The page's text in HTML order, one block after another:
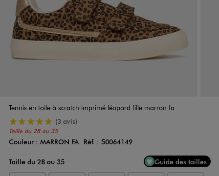
Tennis en toile à scratch imprimé léopard fille marron fa
Taille du 28 au 35
5/5 de moyenne(3 avis)
Couleur
Couleur : MARRON FA Réf. : 50064149
Taille du 28 au 35
Guide des tailles